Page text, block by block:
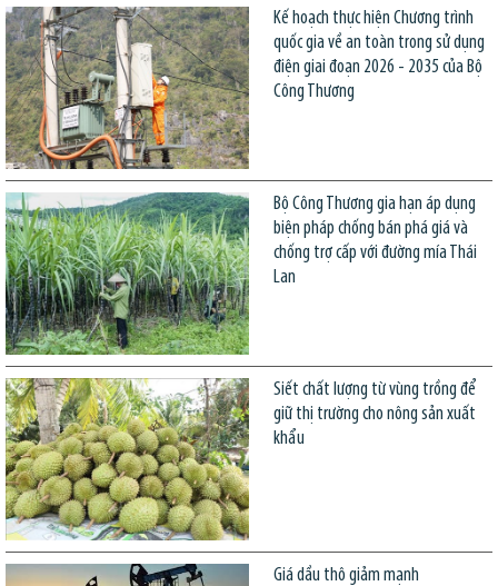
Kế hoạch thực hiện Chương trình
quốc gia về an toàn trong sử dụng
điện giai đoạn 2026 - 2035 của Bộ
Công Thương
Bộ Công Thương gia hạn áp dụng
biện pháp chống bán phá giá và
chống trợ cấp với đường mía Thái
Lan
Siết chất lượng từ vùng trồng để
giữ thị trường cho nông sản xuất
khẩu
Giá dầu thô giảm mạnh